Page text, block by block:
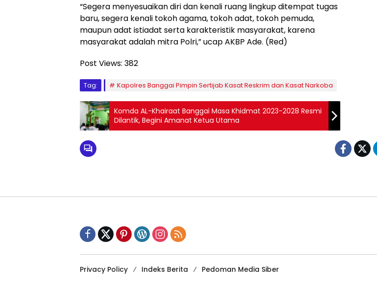
“Segera menyesuaikan diri dan kenali ruang lingkup ditempat tugas
baru, segera kenali tokoh agama, tokoh adat, tokoh pemuda,
maupun adat istiadat serta karakteristik masyarakat, karena
masyarakat adalah mitra Polri,” ucap AKBP Ade. (Red)
Post Views: 382
Tag: Kapolres Banggai Pimpin Sertijab Kasat Reskrim dan Kasat Narkoba
Komda AL-Khairaat Banggai Masa Khidmat 2023-2028 Resmi
Dilantik, Begini Amanat Ketua Utama
Privacy Policy Indeks Berita
Pedoman Media Siber